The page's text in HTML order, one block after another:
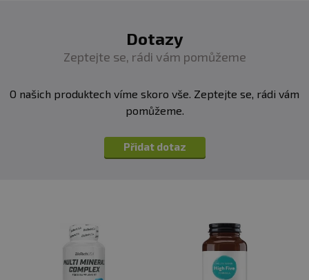
Dotazy
Zeptejte se, rádi vám pomůžeme
O našich produktech víme skoro vše. Zeptejte se, rádi vám
pomůžeme.
Přidat dotaz